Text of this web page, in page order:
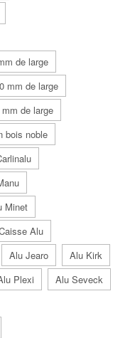
de large
mm de large
de large
bois noble
Minet
Alu
Alu Jearo
Alu Kirk
Plexi
Alu Seveck